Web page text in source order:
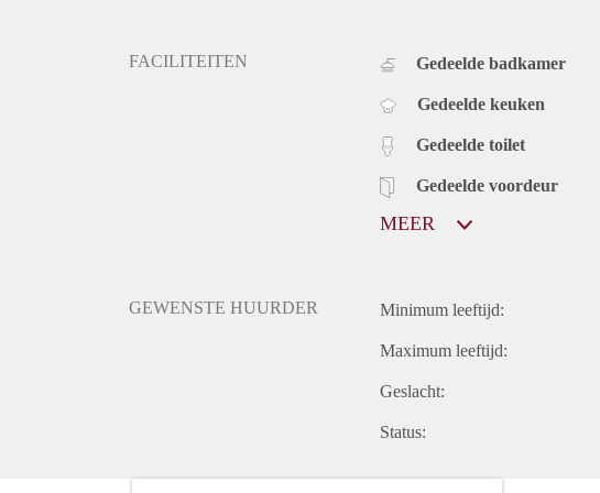
FACILITEITEN Gedeelde badkamer
Gedeelde keuken
Gedeelde toilet
Gedeelde voordeur
MEER
GEWENSTE HUURDER Minimum leeftijd:
Maximum leeftijd:
Geslacht:
Status: